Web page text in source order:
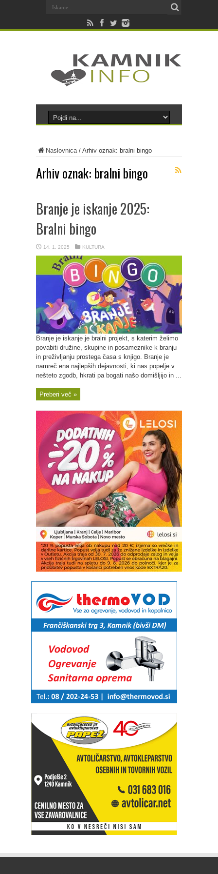
Naslovnica/ Arhiv oznak: bralni bingo
Arhiv oznak: bralni bingo
Branje je iskanje 2025:
Bralni bingo
14. 1. 2025 KULTURA
Branje je iskanje je bralni projekt, s katerim želimo
povabiti družine, skupine in posameznike k branju
in preživljanju prostega časa s knjigo. Branje je
namreč ena najlepših dejavnosti, ki nas popelje v
nešteto zgodb, hkrati pa bogati našo domišljijo in ...
Preberi več »